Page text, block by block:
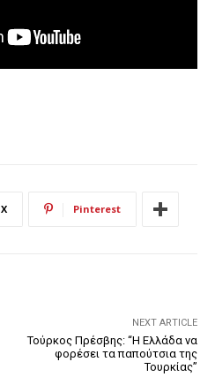
X Pinterest
NEXT ARTICLE
Τούρκος Πρέσβης: “Η Ελλάδα να
φορέσει τα παπούτσια της
Τουρκίας”